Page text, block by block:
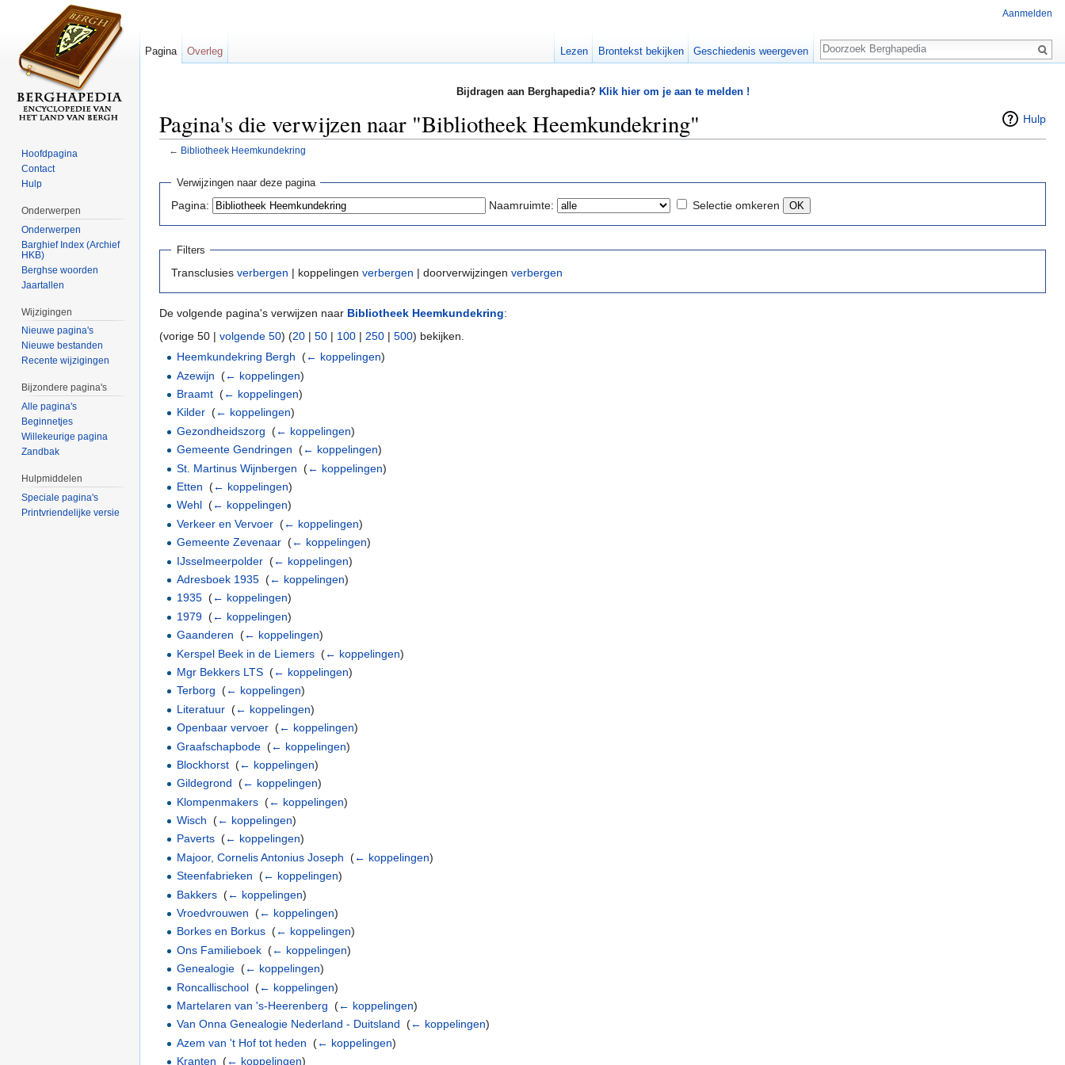
Bijdragen aan Berghapedia? Klik hier om je aan te melden !
Hulp
Pagina's die verwijzen naar "Bibliotheek Heemkundekring"
← Bibliotheek Heemkundekring
Verwijzingen naar deze pagina
Pagina: Naamruimte: Selectie omkeren
Filters
Transclusies verbergen | koppelingen verbergen | doorverwijzingen verbergen
De volgende pagina's verwijzen naar Bibliotheek Heemkundekring:
(vorige 50 | volgende 50) (20 | 50 | 100 | 250 | 500) bekijken.
Heemkundekring Bergh ‎(← koppelingen)
Azewijn ‎(← koppelingen)
Braamt ‎(← koppelingen)
Kilder ‎(← koppelingen)
Gezondheidszorg ‎(← koppelingen)
Gemeente Gendringen ‎(← koppelingen)
St. Martinus Wijnbergen ‎(← koppelingen)
Etten ‎(← koppelingen)
Wehl ‎(← koppelingen)
Verkeer en Vervoer ‎(← koppelingen)
Gemeente Zevenaar ‎(← koppelingen)
IJsselmeerpolder ‎(← koppelingen)
Adresboek 1935 ‎(← koppelingen)
1935 ‎(← koppelingen)
1979 ‎(← koppelingen)
Gaanderen ‎(← koppelingen)
Kerspel Beek in de Liemers ‎(← koppelingen)
Mgr Bekkers LTS ‎(← koppelingen)
Terborg ‎(← koppelingen)
Literatuur ‎(← koppelingen)
Openbaar vervoer ‎(← koppelingen)
Graafschapbode ‎(← koppelingen)
Blockhorst ‎(← koppelingen)
Gildegrond ‎(← koppelingen)
Klompenmakers ‎(← koppelingen)
Wisch ‎(← koppelingen)
Paverts ‎(← koppelingen)
Majoor, Cornelis Antonius Joseph ‎(← koppelingen)
Steenfabrieken ‎(← koppelingen)
Bakkers ‎(← koppelingen)
Vroedvrouwen ‎(← koppelingen)
Borkes en Borkus ‎(← koppelingen)
Ons Familieboek ‎(← koppelingen)
Genealogie ‎(← koppelingen)
Roncallischool ‎(← koppelingen)
Martelaren van 's-Heerenberg ‎(← koppelingen)
Van Onna Genealogie Nederland - Duitsland ‎(← koppelingen)
Azem van 't Hof tot heden ‎(← koppelingen)
Kranten ‎(← koppelingen)
Aanmelden
Pagina Overleg Lezen Brontekst bekijken Geschiedenis weergeven
Zoeken
Hoofdpagina
Contact
Hulp
Onderwerpen
Onderwerpen
Barghief Index (Archief
HKB)
Berghse woorden
Jaartallen
Wijzigingen
Nieuwe pagina's
Nieuwe bestanden
Recente wijzigingen
Bijzondere pagina's
Alle pagina's
Beginnetjes
Willekeurige pagina
Zandbak
Hulpmiddelen
Speciale pagina's
Printvriendelijke versie